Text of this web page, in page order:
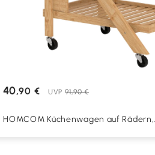
40,90 € UVP 91,90 €
HOMCOM Küchenwagen auf Rädern,